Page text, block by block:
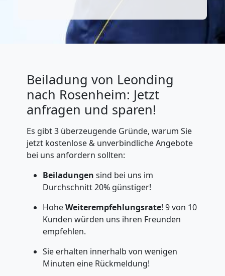
Beiladung von Leonding
nach Rosenheim: Jetzt
anfragen und sparen!
Es gibt 3 überzeugende Gründe, warum Sie
jetzt kostenlose & unverbindliche Angebote
bei uns anfordern sollten:
Beiladungen sind bei uns im
Durchschnitt 20% günstiger!
HoheWeiterempfehlungsrate! 9 von 10
Kunden würden uns ihren Freunden
empfehlen.
Sie erhalten innerhalb von wenigen
Minuten eine Rückmeldung!